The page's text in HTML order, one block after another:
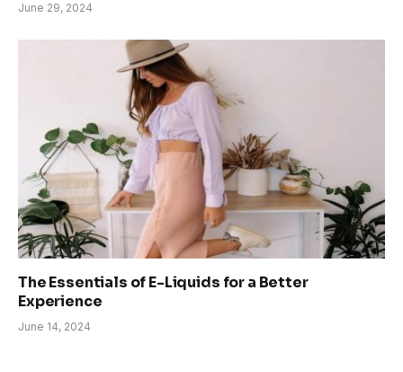
June 29, 2024
The Essentials of E-Liquids for a Better
Experience
June 14, 2024